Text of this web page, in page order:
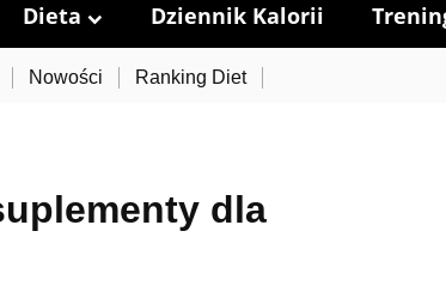
Dieta Dziennik Kalorii
Nowości Ranking Diet
dla